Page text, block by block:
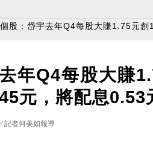
股：岱宇去年Q4每股大賺1.75元
年Q4每股大賺
元，將配息0.53
記者何美如報導